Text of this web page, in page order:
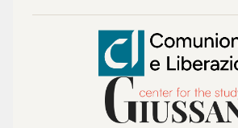
Inscribirse